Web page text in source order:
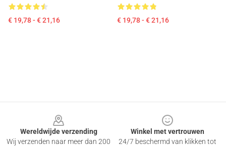
€ 19,78 - € 21,16 € 19,78 - € 21,16
Wereldwijde verzending
Wij verzenden naar meer dan 200
Winkel met vertrouwen
24/7 beschermd van klikken tot